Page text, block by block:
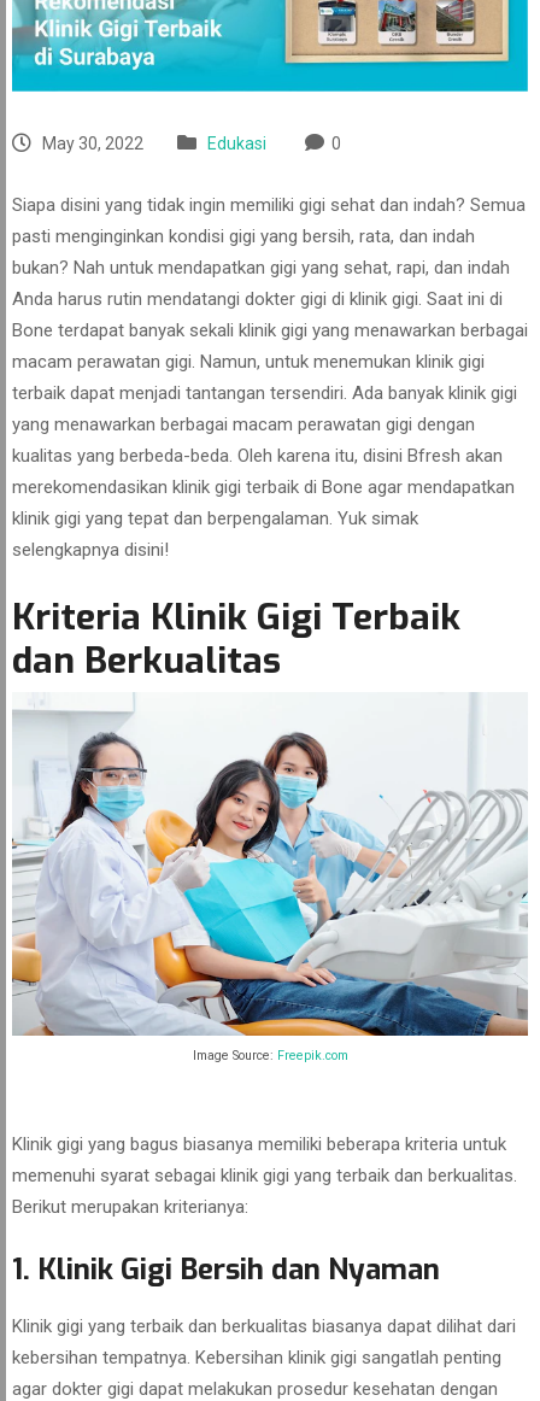
May 30, 2022 Edukasi 0
Siapa disini yang tidak ingin memiliki gigi sehat dan indah? Semua
pasti menginginkan kondisi gigi yang bersih, rata, dan indah
bukan? Nah untuk mendapatkan gigi yang sehat, rapi, dan indah
Anda harus rutin mendatangi dokter gigi di klinik gigi. Saat ini di
Bone terdapat banyak sekali klinik gigi yang menawarkan berbagai
macam perawatan gigi. Namun, untuk menemukan klinik gigi
terbaik dapat menjadi tantangan tersendiri. Ada banyak klinik gigi
yang menawarkan berbagai macam perawatan gigi dengan
kualitas yang berbeda-beda. Oleh karena itu, disini Bfresh akan
merekomendasikan klinik gigi terbaik di Bone agar mendapatkan
klinik gigi yang tepat dan berpengalaman. Yuk simak
selengkapnya disini!
Kriteria Klinik Gigi Terbaik
dan Berkualitas
Image Source: Freepik.com
Klinik gigi yang bagus biasanya memiliki beberapa kriteria untuk
memenuhi syarat sebagai klinik gigi yang terbaik dan berkualitas.
Berikut merupakan kriterianya:
1. Klinik Gigi Bersih dan Nyaman
Klinik gigi yang terbaik dan berkualitas biasanya dapat dilihat dari
kebersihan tempatnya. Kebersihan klinik gigi sangatlah penting
agar dokter gigi dapat melakukan prosedur kesehatan dengan